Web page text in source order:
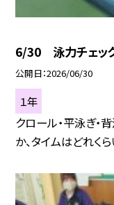
6/30 泳力チェッ
公開日 2026/06/30
１年
クロール・平泳ぎ・
か、タイムはどれく